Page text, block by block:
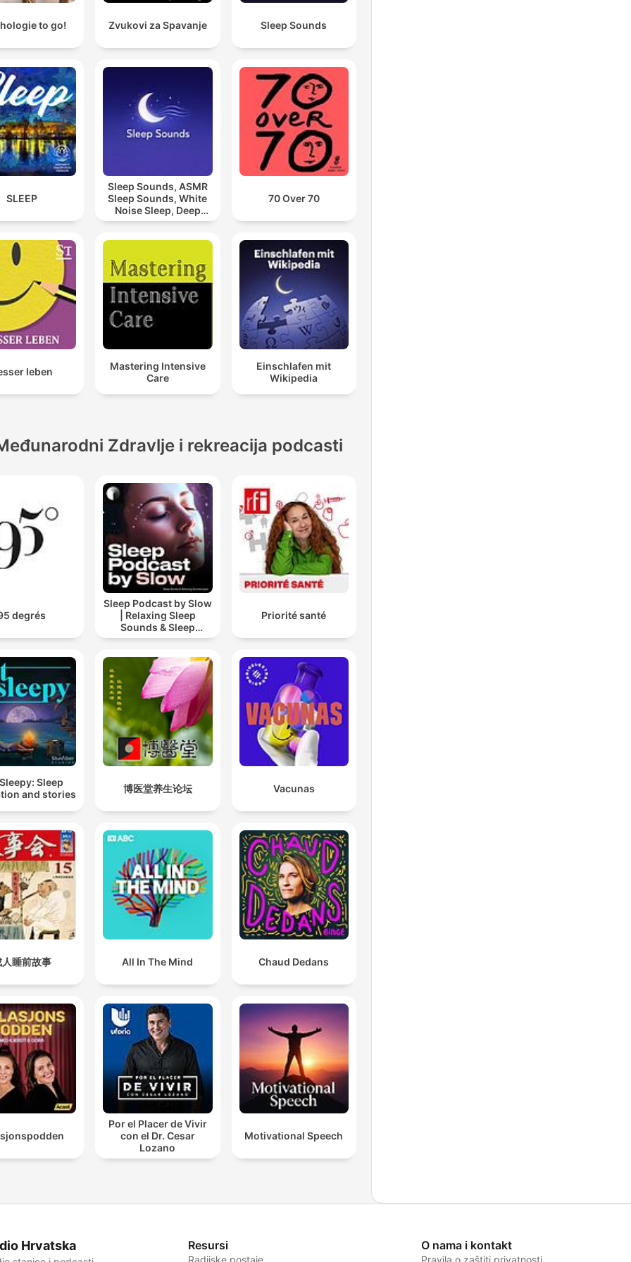
to go! Zvukovi za Spavanje Sleep Sounds
SLEEP
Sleep Sounds, ASMR
Sleep Sounds, White
Noise Sleep, Deep
Sleep Sounds,
70 Over 70
leben
Mastering Intensive
Care
Einschlafen mit
Wikipedia
Zdravlje i rekreacija podcasti
degrés
Sleep Podcast by Slow
| Relaxing Sleep
Sounds & Sleep
Stories | Nature Sound
Priorité santé
Sleep
and stories
博医堂养生论坛 Vacunas
睡前故事 All In The Mind Chaud Dedans
Por el Placer de Vivir
con el Dr. Cesar
Lozano
Motivational Speech
Hrvatska Resursi
Radijske postaje
O nama i kontakt
Pravila o zaštiti privatnosti